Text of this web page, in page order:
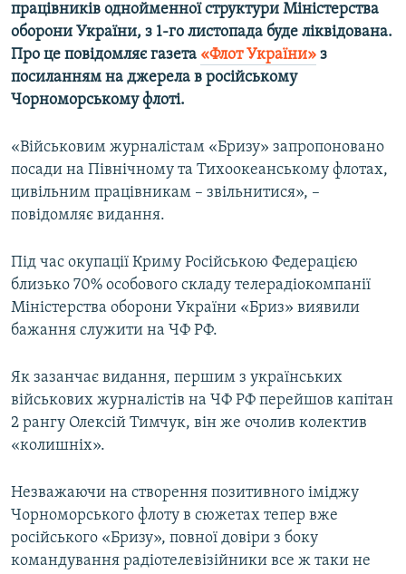
працівників однойменної структури Міністерства
оборони України, з 1-го листопада буде ліквідована.
Про це повідомляє газета «Флот України» з
посиланням на джерела в російському
Чорноморському флоті.
«Військовим журналістам «Бризу» запропоновано
посади на Північному та Тихоокеанському флотах,
цивільним працівникам – звільнитися», –
повідомляє видання.
Під час окупації Криму Російською Федерацією
близько 70% особового складу телерадіокомпанії
Міністерства оборони України «Бриз» виявили
бажання служити на ЧФ РФ.
Як зазанчає видання, першим з українських
військових журналістів на ЧФ РФ перейшов капітан
2 рангу Олексій Тимчук, він же очолив колектив
«колишніх».
Незважаючи на створення позитивного іміджу
Чорноморського флоту в сюжетах тепер вже
російського «Бризу», повної довіри з боку
командування радіотелевізійники все ж таки не